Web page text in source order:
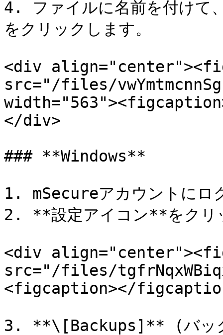
4. ファイルに名前を付け
をクリックします。
<div
src="/files/
</div>
### **Windows**
1. mSecureアカウントにロ
2. **設定アイコン**をクリ
<div
src="/files/
<figcaption></
3. **\[Backups]** (バ